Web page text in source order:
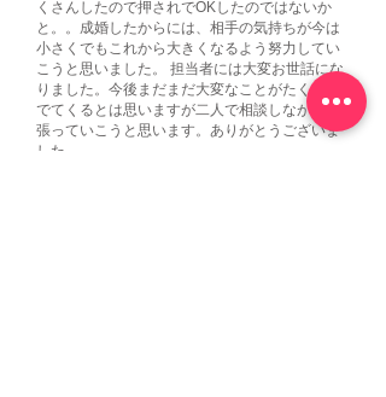
くさんしたので押されでOKしたのではないか
と。。成婚したからには、相手の気持ちが今は
小さくでもこれから大きくなるよう努力してい
こうと思いました。 担当者には大変お世話にな
りました。今後まだまだ大変なことがたくさん
でてくるとは思いますが二人で相談しながら頑
張っていこうと思います。ありがとうございま
した。